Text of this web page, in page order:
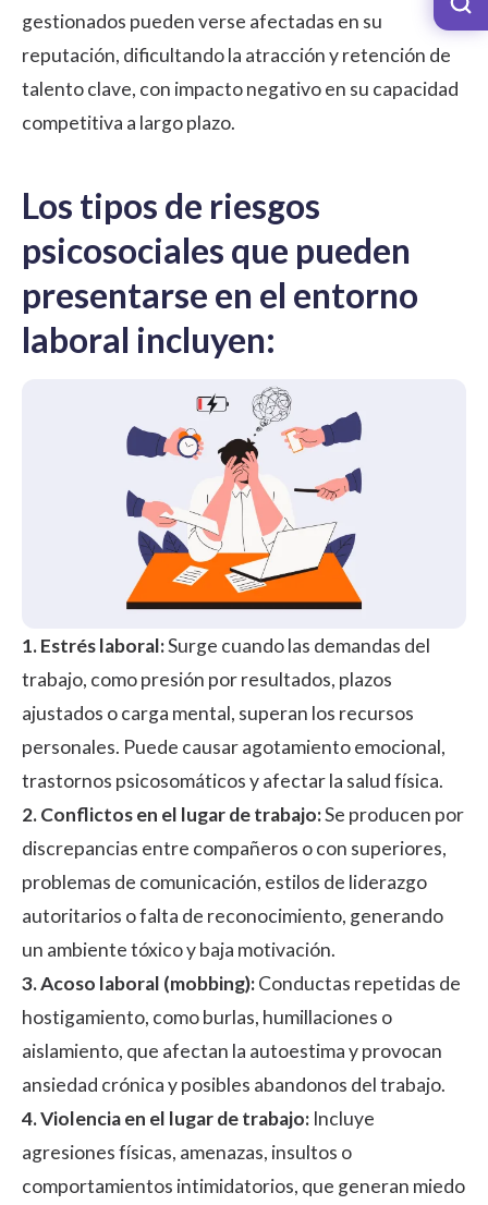
gestionados pueden verse afectadas en su
reputación, dificultando la atracción y retención de
talento clave, con impacto negativo en su capacidad
competitiva a largo plazo.
Los tipos de riesgos
psicosociales que pueden
presentarse en el entorno
laboral incluyen:
1. Estrés laboral:Surge cuando las demandas del
trabajo, como presión por resultados, plazos
ajustados o carga mental, superan los recursos
personales. Puede causar agotamiento emocional,
trastornos psicosomáticos y afectar la salud física.
2. Conflictos en el lugar de trabajo:Se producen por
discrepancias entre compañeros o con superiores,
problemas de comunicación, estilos de liderazgo
autoritarios o falta de reconocimiento, generando
un ambiente tóxico y baja motivación.
3. Acoso laboral (mobbing):Conductas repetidas de
hostigamiento, como burlas, humillaciones o
aislamiento, que afectan la autoestima y provocan
ansiedad crónica y posibles abandonos del trabajo.
4. Violencia en el lugar de trabajo: Incluye
agresiones físicas, amenazas, insultos o
comportamientos intimidatorios, que generan miedo